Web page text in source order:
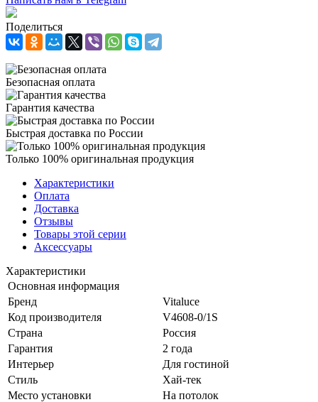
Поделиться
Безопасная оплата
Гарантия качества
Быстрая доставка по России
Только 100% оригинальная продукция
Характеристики
Оплата
Доставка
Отзывы
Товары этой серии
Аксессуары
Характеристики
Основная информация
Бренд
Vitaluce
Код производителя
V4608-0/1S
Страна
Россия
Гарантия
2 года
Интерьер
Для гостиной
Стиль
Хай-тек
Место установки
На потолок